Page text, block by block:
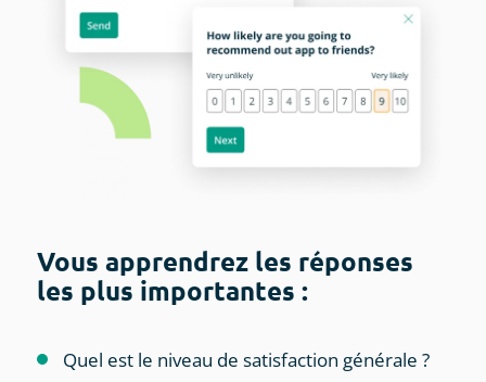
Vous apprendrez les réponses
les plus importantes :
Quel est le niveau de satisfaction générale ?